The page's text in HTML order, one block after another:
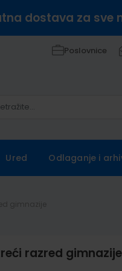
dostava za sve
Poslovnice
Ured Odlaganje i
razred gimnazije